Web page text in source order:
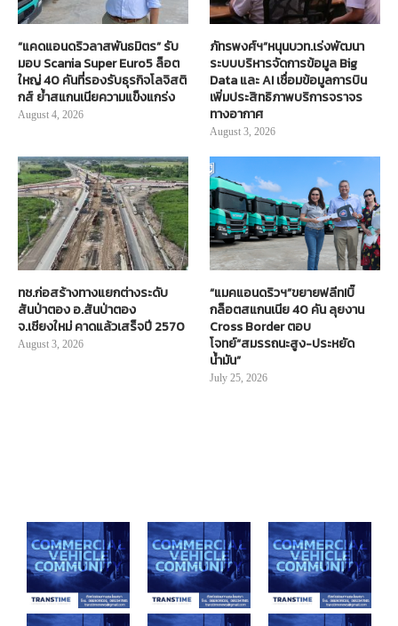
“แคดแอนดริวลาสพันธมิตร” รับ
มอบ Scania Super Euro5 ล็อต
ใหญ่ 40 คันที่รองรับธุรกิจโลจิสติ
กส์ ย้ำสแกนเนียความแข็งแกร่ง
August 4, 2026
ภัทรพงศ์ฯ”หนุนบวท.เร่งพัฒนา
ระบบบริหารจัดการข้อมูล Big
Data และ AI เชื่อมข้อมูลการบิน
เพิ่มประสิทธิภาพบริการจราจร
ทางอากาศ
August 3, 2026
ทช.ก่อสร้างทางแยกต่างระดับ
สันป่าตอง อ.สันป่าตอง
จ.เชียงใหม่ คาดแล้วเสร็จปี 2570
August 3, 2026
“แมคแอนดริวฯ”ขยายฟลีท!บิ๊
กล็อตสแกนเนีย 40 คัน ลุยงาน
Cross Border ตอบ
โจทย์“สมรรถนะสูง-ประหยัด
น้ำมัน”
July 25, 2026